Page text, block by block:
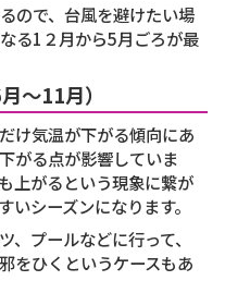
ので、台風を避けたい場
る1２月から5月ごろが最
〜11月）
け気温が下がる傾向にあ
がる点が影響していま
上がるという現象に繋が
いシーズンになります。
、プールなどに行って、
をひくというケースもあ